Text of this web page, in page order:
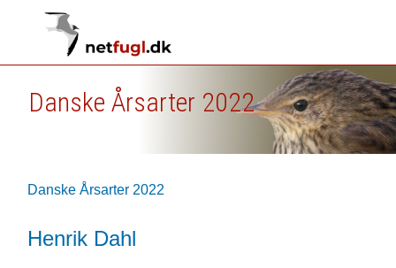
Danske Årsarter 2022
Danske Årsarter 2022
Henrik Dahl